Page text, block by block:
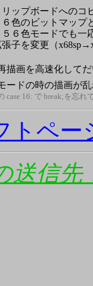
リップボードへのコ
６色のビットマップ
５６色モードでも一
子を変更（
描画を高速化して
ードの時の描画が
case 16: で break;を忘
トペー
送信先